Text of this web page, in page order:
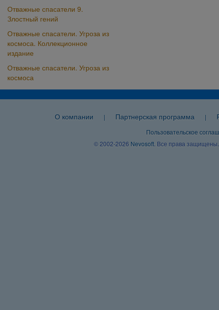
Отважные спасатели 9.
Злостный гений
Отважные спасатели. Угроза из
космоса. Коллекционное
издание
Отважные спасатели. Угроза из
космоса
О компании | Партнерская программа |
Пользовательское
© 2002-2026 Nevosoft . Все права защищены